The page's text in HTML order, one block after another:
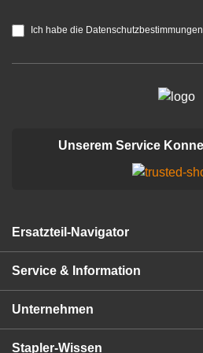
Ich habe die
Unserem Service
Ersatzteil-Navigator
Service & Information
Unternehmen
Stapler-Wissen